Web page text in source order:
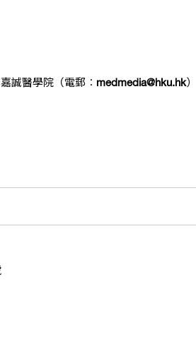
誠醫學院（電郵︰ medmedia@hku.hk